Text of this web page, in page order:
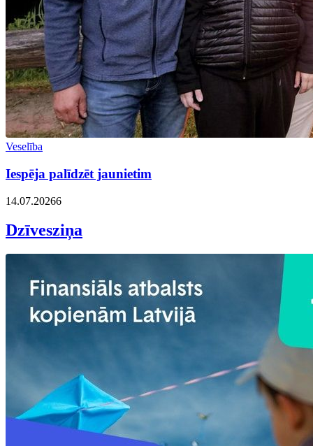
Veselība
Iespēja palīdzēt jaunietim
14.07.20266
Dzīvesziņa